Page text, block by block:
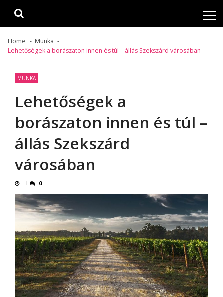
Home
Munka
Lehetőségek a borászaton innen és túl – állás Szekszárd városában
MUNKA
Lehetőségek a
borászaton innen és túl –
állás Szekszárd
városában
0